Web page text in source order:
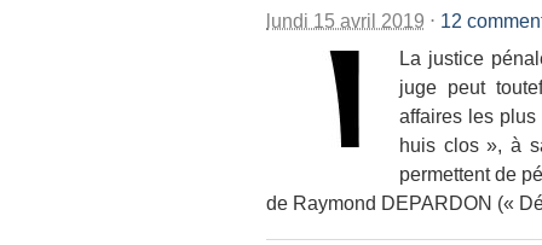
lundi 15 avril 2019 ⋅ 12
La justice
juge peut
affaires les
huis clos », à
permettent de
de Raymond DEPARDON («